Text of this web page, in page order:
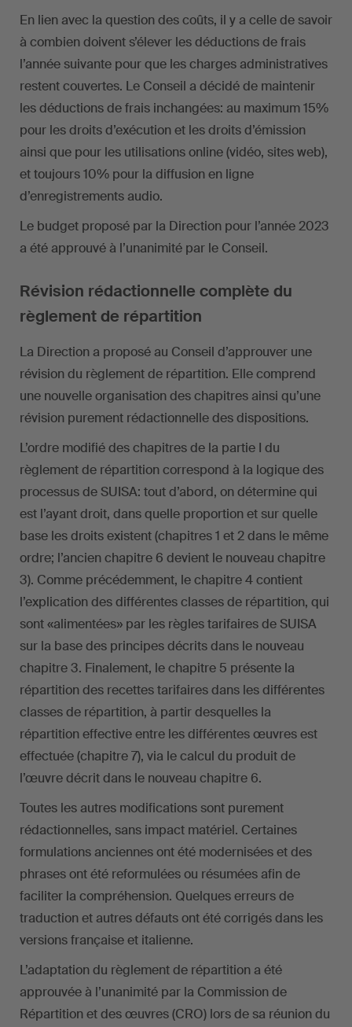
En lien avec la question des coûts, il y a celle de savoir
à combien doivent s’élever les déductions de frais
l’année suivante pour que les charges administratives
restent couvertes. Le Conseil a décidé de maintenir
les déductions de frais inchangées: au maximum 15%
pour les droits d’exécution et les droits d’émission
ainsi que pour les utilisations online (vidéo, sites web),
et toujours 10% pour la diffusion en ligne
d’enregistrements audio.
Le budget proposé par la Direction pour l’année 2023
a été approuvé à l’unanimité par le Conseil.
Révision rédactionnelle complète du
règlement de répartition
La Direction a proposé au Conseil d’approuver une
révision du règlement de répartition. Elle comprend
une nouvelle organisation des chapitres ainsi qu’une
révision purement rédactionnelle des dispositions.
L’ordre modifié des chapitres de la partie I du
règlement de répartition correspond à la logique des
processus de SUISA: tout d’abord, on détermine qui
est l’ayant droit, dans quelle proportion et sur quelle
base les droits existent (chapitres 1 et 2 dans le même
ordre; l’ancien chapitre 6 devient le nouveau chapitre
3). Comme précédemment, le chapitre 4 contient
l’explication des différentes classes de répartition, qui
sont «alimentées» par les règles tarifaires de SUISA
sur la base des principes décrits dans le nouveau
chapitre 3. Finalement, le chapitre 5 présente la
répartition des recettes tarifaires dans les différentes
classes de répartition, à partir desquelles la
répartition effective entre les différentes œuvres est
effectuée (chapitre 7), via le calcul du produit de
l’œuvre décrit dans le nouveau chapitre 6.
Toutes les autres modifications sont purement
rédactionnelles, sans impact matériel. Certaines
formulations anciennes ont été modernisées et des
phrases ont été reformulées ou résumées afin de
faciliter la compréhension. Quelques erreurs de
traduction et autres défauts ont été corrigés dans les
versions française et italienne.
L’adaptation du règlement de répartition a été
approuvée à l’unanimité par la Commission de
Répartition et des œuvres (CRO) lors de sa réunion du